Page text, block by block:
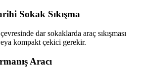
Sokak Sıkışma
dar sokaklarda araç sıkışması
kompakt çekici gerekir.
Aracı